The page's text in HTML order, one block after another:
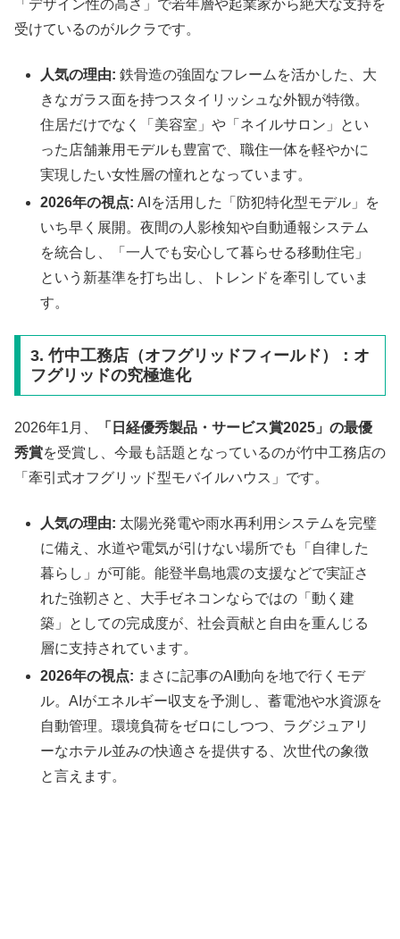
「デザイン性の高さ」で若年層や起業家から絶大な支持を
受けているのがルクラです。
人気の理由: 鉄骨造の強固なフレームを活かした、大
きなガラス面を持つスタイリッシュな外観が特徴。
住居だけでなく「美容室」や「ネイルサロン」とい
った店舗兼用モデルも豊富で、職住一体を軽やかに
実現したい女性層の憧れとなっています。
2026年の視点: AIを活用した「防犯特化型モデル」を
いち早く展開。夜間の人影検知や自動通報システム
を統合し、「一人でも安心して暮らせる移動住宅」
という新基準を打ち出し、トレンドを牽引していま
す。
3. 竹中工務店（オフグリッドフィールド）：オ
フグリッドの究極進化
2026年1月、
「日経優秀製品・サービス賞2025」の最優
秀賞を受賞し、今最も話題となっているのが竹中工務店の
「牽引式オフグリッド型モバイルハウス」です。
人気の理由: 太陽光発電や雨水再利用システムを完璧
に備え、水道や電気が引けない場所でも「自律した
暮らし」が可能。能登半島地震の支援などで実証さ
れた強靭さと、大手ゼネコンならではの「動く建
築」としての完成度が、社会貢献と自由を重んじる
層に支持されています。
2026年の視点: まさに記事のAI動向を地で行くモデ
ル。AIがエネルギー収支を予測し、蓄電池や水資源を
自動管理。環境負荷をゼロにしつつ、ラグジュアリ
ーなホテル並みの快適さを提供する、次世代の象徴
と言えます。